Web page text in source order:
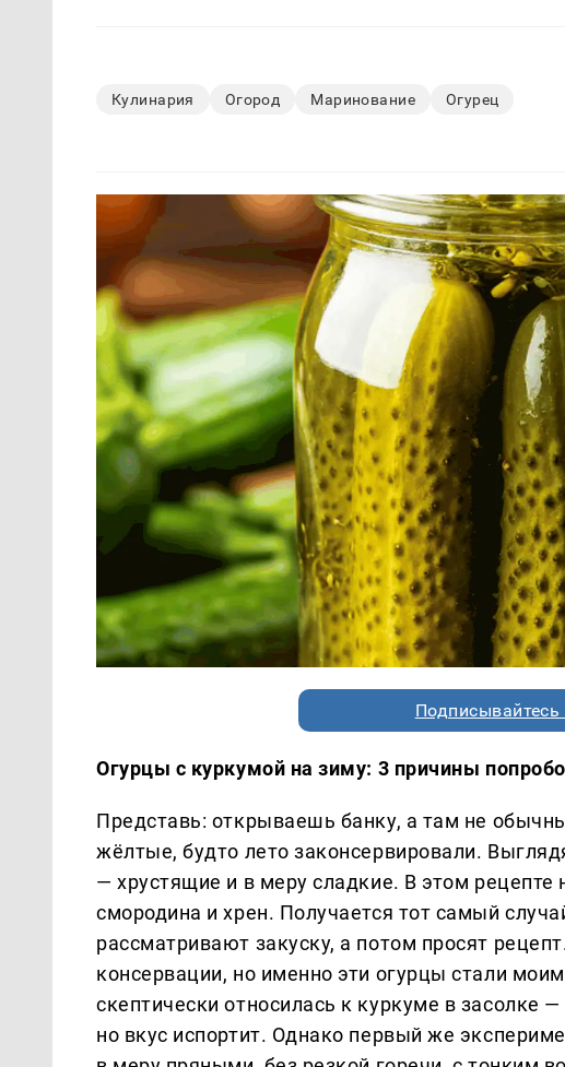
Кулинария Огород Маринование Огурец
Подписывайтесь
Огурцы с куркумой на зиму: 3 причины
Представь: открываешь банку, а там не
жёлтые, будто лето законсервировали.
— хрустящие и в меру сладкие. В этом рецепте
смородина и хрен. Получается тот самый
рассматривают закуску, а потом просят
консервации, но именно эти огурцы стали
скептически относилась к куркуме в засолке
но вкус испортит. Однако первый же